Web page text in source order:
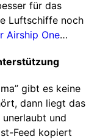
für das
Luftschiffe noch
Airship One…
gibt es keine
dann liegt das
und
Feed kopiert